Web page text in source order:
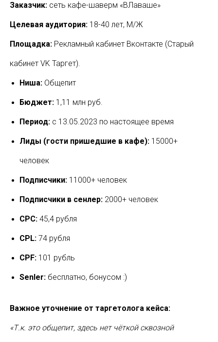
Заказчик: сеть кафе-шаверм «ВЛаваше»
Целевая аудитория: 18-40 лет, М/Ж
Площадка: Рекламный кабинет Вконтакте (Старый
кабинет VK Таргет).
Ниша: Общепит
Бюджет: 1,11 млн руб.
Период: с 13.05.2023 по настоящее время
Лиды (гости пришедшие в кафе): 15000+
человек
Подписчики: 11000+ человек
Подписчики в сенлер: 2000+ человек
CPC: 45,4 рубля
CPL: 74 рубля
CPF: 101 рубль
Senler: бесплатно, бонусом :)
Важное уточнение от таргетолога кейса:
«Т.к. это общепит, здесь нет чёткой сквозной